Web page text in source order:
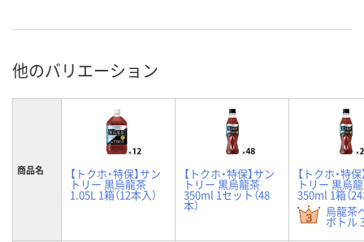
他のバリエーション
商品名 【トクホ・特保】サン
トリー 黒烏龍茶
1.05L 1箱（12本入）
【トクホ・特保】サン
トリー 黒烏龍茶
350ml 1セット（48
本）
【トクホ・特
トリー 黒烏
350ml 1箱（24
烏龍茶
ボトル